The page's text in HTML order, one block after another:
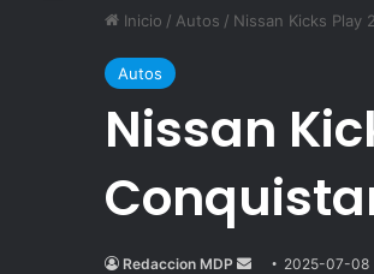
Inicio / Autos / Nissan Kicks Play
Autos
Nissan
Redaccion MDP
Send2025-07-08